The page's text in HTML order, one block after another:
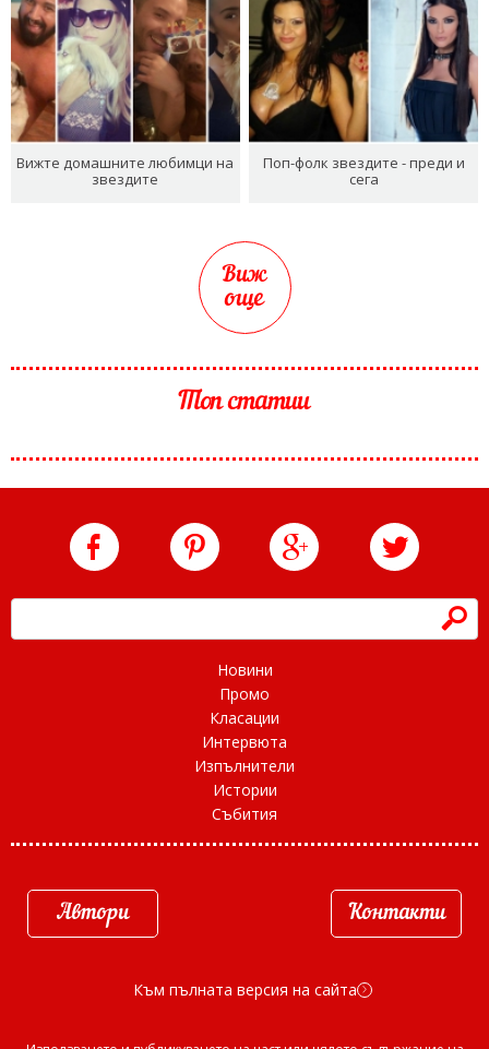
Вижте домашните любимци на
звездите
Поп-фолк звездите - преди и
сега
Виж
още
Топ статии
h
Новини
Промо
Класации
Интервюта
Изпълнители
Истории
Събития
Автори Контакти
Към пълната версия на сайта d